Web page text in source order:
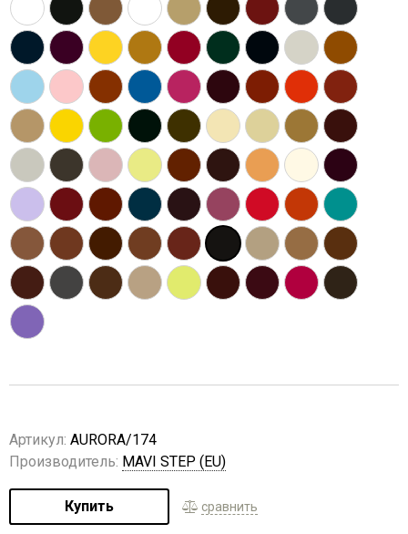
Артикул: AURORA/174
Производитель: MAVI STEP (EU)
Купить сравнить